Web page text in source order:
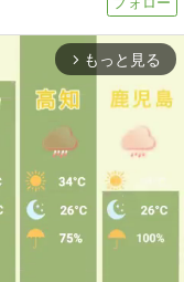
arrow_forward_ios もっと見る